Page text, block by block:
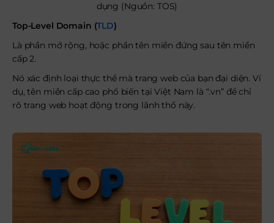
dụng (Nguồn: TOS)
Top-Level Domain (TLD)
Là phần mở rộng, hoặc phần tên miền đứng sau tên miền
cấp 2.
Nó xác định loại thực thể mà trang web của bạn đại diện. Ví
dụ, tên miền cấp cao phổ biến tại Việt Nam là “.vn” để chỉ
rõ trang web hoạt động trong lãnh thổ này.